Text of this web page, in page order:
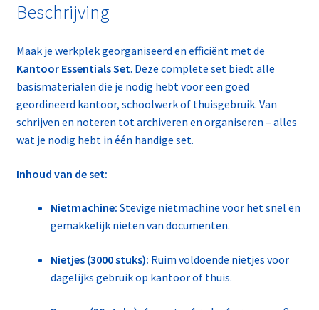
Beschrijving
Maak je werkplek georganiseerd en efficiënt met de
Kantoor Essentials Set. Deze complete set biedt alle
basismaterialen die je nodig hebt voor een goed
geordineerd kantoor, schoolwerk of thuisgebruik. Van
schrijven en noteren tot archiveren en organiseren – alles
wat je nodig hebt in één handige set.
Inhoud van de set:
Nietmachine: Stevige nietmachine voor het snel en
gemakkelijk nieten van documenten.
Nietjes (3000 stuks): Ruim voldoende nietjes voor
dagelijks gebruik op kantoor of thuis.